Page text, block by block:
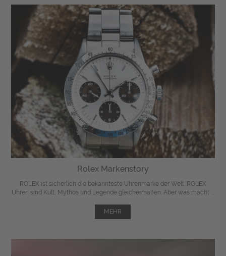
Rolex Markenstory
ROLEX ist sicherlich die bekannteste Uhrenmarke der Welt. ROLEX
Uhren sind Kult, Mythos und Legende gleichermaßen. Aber was macht ...
MEHR